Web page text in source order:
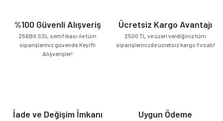
%100 Güvenli Alışveriş
256Bit SSL sertifikası ile tüm
siparişleriniz güvende.Keyifli
Alışverişler!
Ücretsiz Kargo Avantajı
2500 TL ve üzeri verdiğiniz tüm
siparişlerinizde ücretsiz kargo fırsatı!
İade ve Değişim İmkanı
Uygun Ödeme